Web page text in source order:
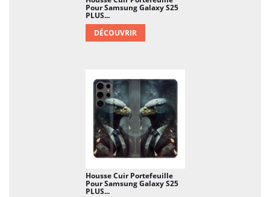
Pour Samsung Galaxy S25
PLUS...
DÉCOUVRIR
Housse Cuir Portefeuille
Pour Samsung Galaxy S25
PLUS...